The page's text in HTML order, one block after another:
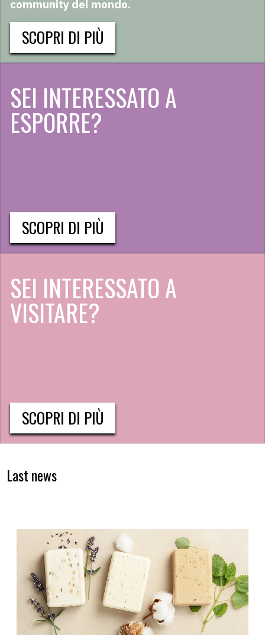
community del mondo.
SCOPRI DI PIÙ
SEI INTERESSATO A
ESPORRE?
SCOPRI DI PIÙ
SEI INTERESSATO A
VISITARE?
SCOPRI DI PIÙ
Last news